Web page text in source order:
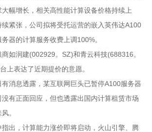
幅增长，相关高性能计算设备价格持续上
紧张，公司拟将受托运营的嵌入英伟达A100
器的计算服务收费上调100%。
如润建(002929。SZ)和青云科技(688316。
上表达了近期提价的意愿。
消息透露，某互联网巨头已暂停A100服务器
有正面回应，但也透露出国内计算租赁市场
。
出，计算能力涨价即将启动，火山引擎、腾